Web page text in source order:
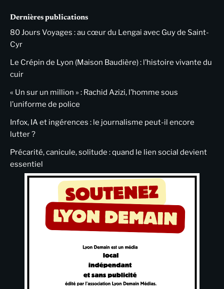
Dernières publications
80 Jours Voyages : au cœur du Lengai avec Guy de Saint-
Cyr
Le Crépin de Lyon (Maison Baudière) : l’histoire vivante du
cuir
« Un sur un million » : Rachid Azizi, l’homme sous
l’uniforme de police
Infox, IA et ingérences : le journalisme peut-il encore
lutter ?
Précarité, canicule, solitude : quand le lien social devient
essentiel